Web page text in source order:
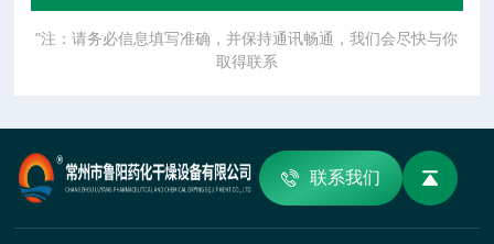
"注：请务必信息填写准确，并保持通讯畅通，我们会尽快与你
取得联系
联系我们